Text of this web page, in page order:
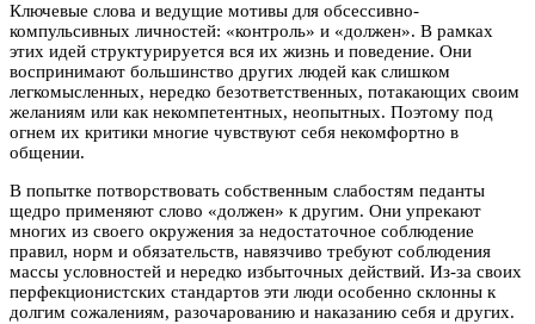
Ключевые слова и ведущие мотивы для обсессивно-
компульсивных личностей: «контроль» и «должен». В рамках
этих идей структурируется вся их жизнь и поведение. Они
воспринимают большинство других людей как слишком
легкомысленных, нередко безответственных, потакающих своим
желаниям или как некомпетентных, неопытных. Поэтому под
огнем их критики многие чувствуют себя некомфортно в
общении.
В попытке потворствовать собственным слабостям педанты
щедро применяют слово «должен» к другим. Они упрекают
многих из своего окружения за недостаточное соблюдение
правил, норм и обязательств, навязчиво требуют соблюдения
массы условностей и нередко избыточных действий. Из-за своих
перфекционистских стандартов эти люди особенно склонны к
долгим сожалениям, разочарованию и наказанию себя и других.